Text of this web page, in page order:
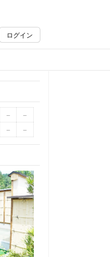
ログイン
–
–
– –